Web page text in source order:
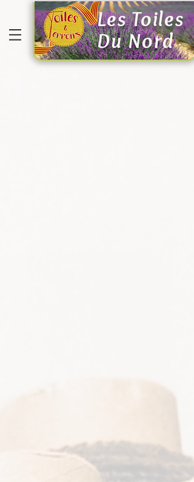
Les Toiles
Du Nord